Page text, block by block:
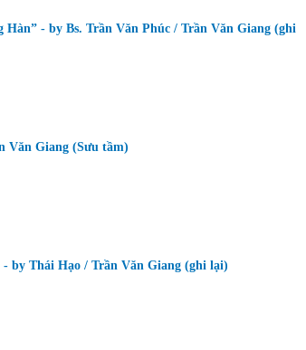
- by Bs. Trần Văn Phúc / Trần Văn Giang (ghi
Văn Giang (Sưu tầm)
by Thái Hạo / Trần Văn Giang (ghi lại)